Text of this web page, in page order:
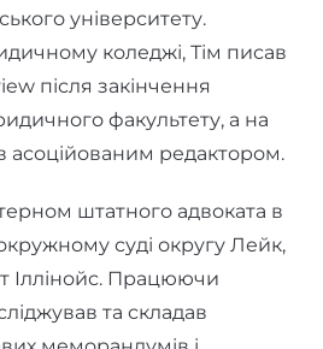
університету.
коледжі, Тім писав
після закінчення
факультету, а на
асоційованим редактором.
штатного адвоката в
суді округу Лейк,
Іллінойс. Працюючи
та складав